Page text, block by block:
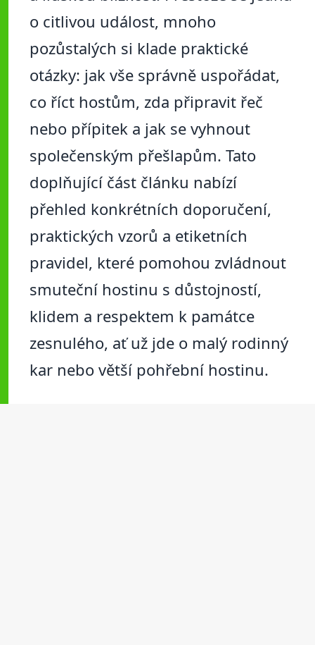
o citlivou událost, mnoho
pozůstalých si klade praktické
otázky: jak vše správně uspořádat,
co říct hostům, zda připravit řeč
nebo přípitek a jak se vyhnout
společenským přešlapům. Tato
doplňující část článku nabízí
přehled konkrétních doporučení,
praktických vzorů a etiketních
pravidel, které pomohou zvládnout
smuteční hostinu s důstojností,
klidem a respektem k památce
zesnulého, ať už jde o malý rodinný
kar nebo větší pohřební hostinu.